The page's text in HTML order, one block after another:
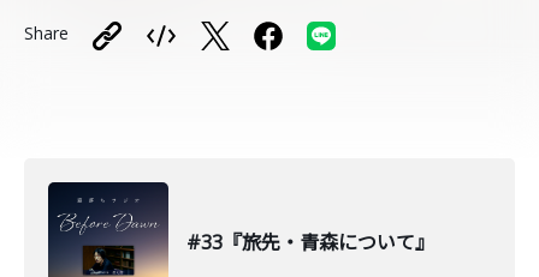
Share
#33『旅先・青森について』